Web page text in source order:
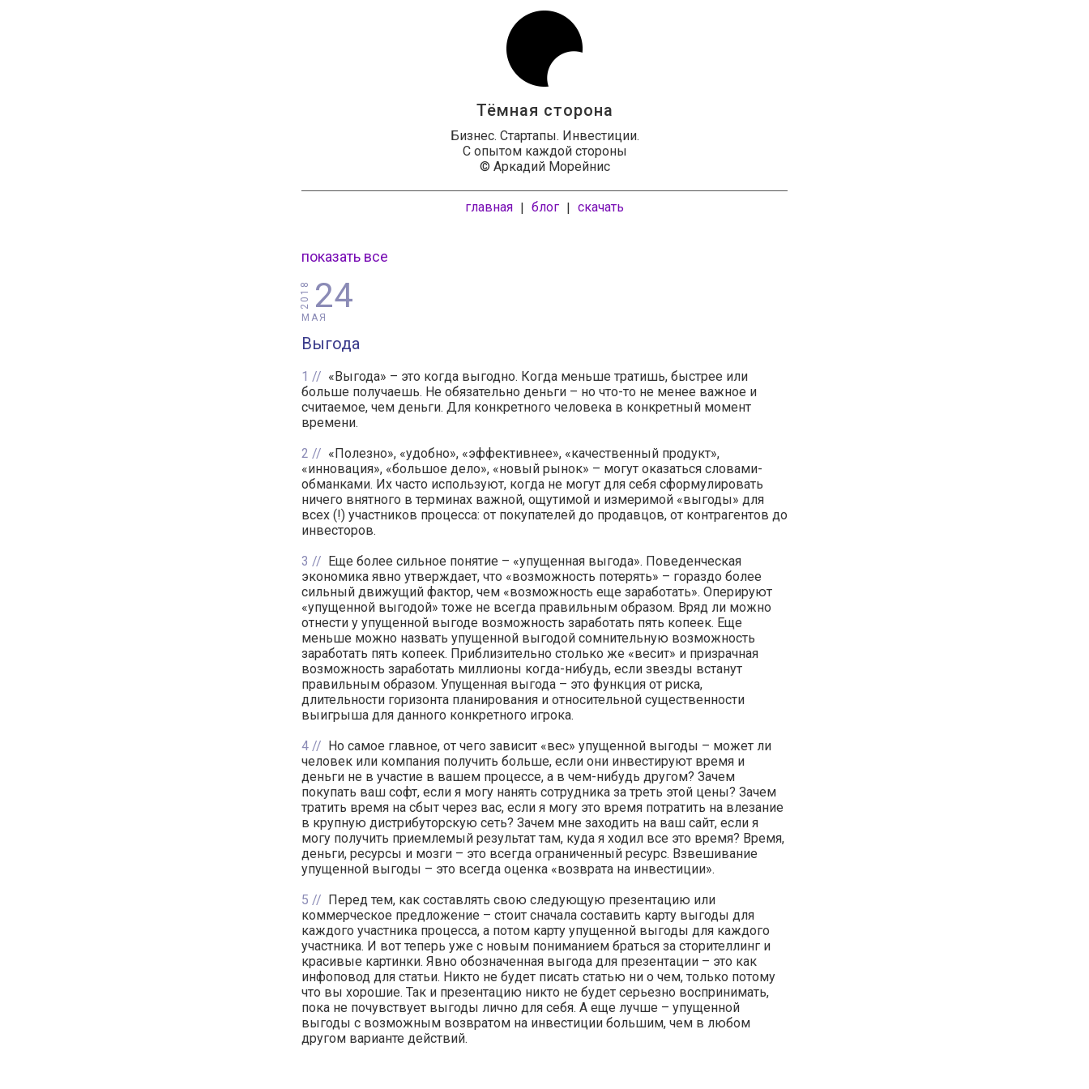
Тёмная сторона
Бизнес. Стартапы. Инвестиции.
С опытом каждой стороны
© Аркадий Морейнис
главная | блог | скачать
показать все
24
МАЯ
2018
Выгода
1
«Выгода» – это когда выгодно. Когда меньше тратишь, быстрее или
больше получаешь. Не обязательно деньги – но что-то не менее важное и
считаемое, чем деньги. Для конкретного человека в конкретный момент
времени.
2
«Полезно», «удобно», «эффективнее», «качественный продукт»,
«инновация», «большое дело», «новый рынок» – могут оказаться словами-
обманками. Их часто используют, когда не могут для себя сформулировать
ничего внятного в терминах важной, ощутимой и измеримой «выгоды» для
всех (!) участников процесса: от покупателей до продавцов, от контрагентов до
инвесторов.
3
Еще более сильное понятие – «упущенная выгода». Поведенческая
экономика явно утверждает, что «возможность потерять» – гораздо более
сильный движущий фактор, чем «возможность еще заработать». Оперируют
«упущенной выгодой» тоже не всегда правильным образом. Вряд ли можно
отнести у упущенной выгоде возможность заработать пять копеек. Еще
меньше можно назвать упущенной выгодой сомнительную возможность
заработать пять копеек. Приблизительно столько же «весит» и призрачная
возможность заработать миллионы когда-нибудь, если звезды встанут
правильным образом. Упущенная выгода – это функция от риска,
длительности горизонта планирования и относительной существенности
выигрыша для данного конкретного игрока.
4
Но самое главное, от чего зависит «вес» упущенной выгоды – может ли
человек или компания получить больше, если они инвестируют время и
деньги не в участие в вашем процессе, а в чем-нибудь другом? Зачем
покупать ваш софт, если я могу нанять сотрудника за треть этой цены? Зачем
тратить время на сбыт через вас, если я могу это время потратить на влезание
в крупную дистрибуторскую сеть? Зачем мне заходить на ваш сайт, если я
могу получить приемлемый результат там, куда я ходил все это время? Время,
деньги, ресурсы и мозги – это всегда ограниченный ресурс. Взвешивание
упущенной выгоды – это всегда оценка «возврата на инвестиции».
5
Перед тем, как составлять свою следующую презентацию или
коммерческое предложение – стоит сначала составить карту выгоды для
каждого участника процесса, а потом карту упущенной выгоды для каждого
участника. И вот теперь уже с новым пониманием браться за сторителлинг и
красивые картинки. Явно обозначенная выгода для презентации – это как
инфоповод для статьи. Никто не будет писать статью ни о чем, только потому
что вы хорошие. Так и презентацию никто не будет серьезно воспринимать,
пока не почувствует выгоды лично для себя. А еще лучше – упущенной
выгоды с возможным возвратом на инвестиции большим, чем в любом
другом варианте действий.